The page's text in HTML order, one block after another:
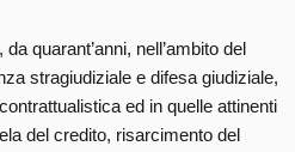
quarant’anni, nell’ambito del
stragiudiziale e difesa giudiziale,
ed in quelle attinenti
del credito, risarcimento del